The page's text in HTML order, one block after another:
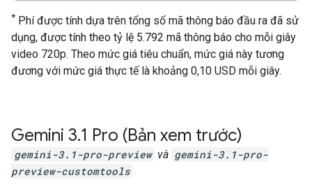
* Phí được tính dựa trên tổng số mã thông báo đầu ra đã sử
dụng, được tính theo tỷ lệ 5.792 mã thông báo cho mỗi giây
video 720p. Theo mức giá tiêu chuẩn, mức giá này tương
đương với mức giá thực tế là khoảng 0,10 USD mỗi giây.
Gemini 3.1 Pro (Bản xem trước)
gemini-3.1-pro-preview và gemini-3.1-pro-
preview-customtools